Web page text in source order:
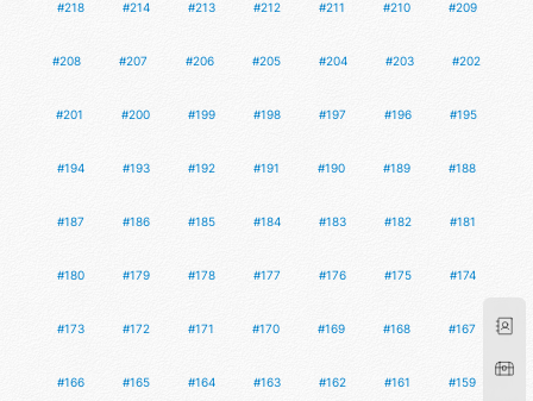
#218 #214 #213 #212 #211 #210 #209
#208 #207 #206 #205 #204 #203 #202
#201 #200 #199 #198 #197 #196 #195
#194 #193 #192 #191 #190 #189 #188
#187 #186 #185 #184 #183 #182 #181
#180 #179 #178 #177 #176 #175 #174
#173 #172 #171 #170 #169 #168 #167
#166 #165 #164 #163 #162 #161 #159